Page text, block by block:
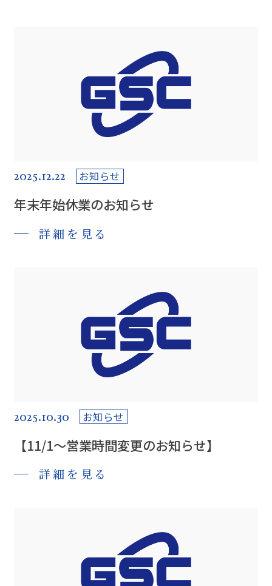
2025.12.22 お知らせ
年末年始休業のお知らせ
詳細を見る
2025.10.30 お知らせ
【11/1～営業時間変更のお知らせ】
詳細を見る